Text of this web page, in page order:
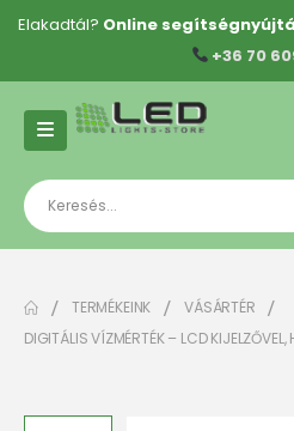
Elakadtál? Online
+36 70
TERMÉKEINK
VÁSÁRTÉR
DIGITÁLIS VÍZMÉRTÉK – LCD